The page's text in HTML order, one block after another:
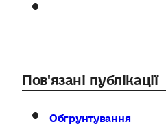
Пов'язані публікації
Обгрунтування